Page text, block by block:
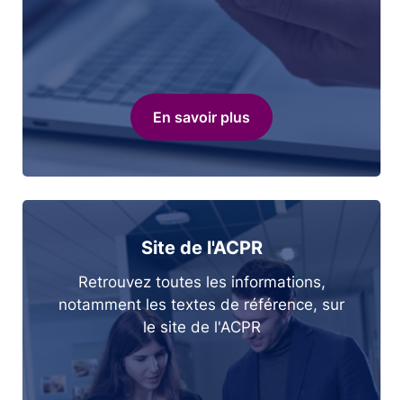
En savoir plus
Site de l'ACPR
Retrouvez toutes les informations,
notamment les textes de référence, sur
le site de l'ACPR